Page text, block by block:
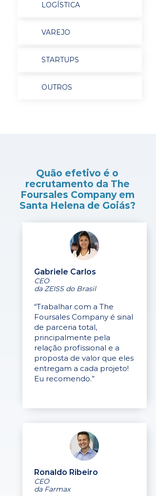
LOGÍSTICA
VAREJO
STARTUPS
OUTROS
Quão efetivo é o
recrutamento da The
Foursales Company em
Santa Helena de Goiás?
Gabriele Carlos
CEO
da ZEISS do Brasil
“Trabalhar com a The
Foursales Company é sinal
de parceria total,
principalmente pela
relação profissional e a
proposta de valor que eles
entregam a cada projeto!
Eu recomendo.”
Ronaldo Ribeiro
CEO
da Farmax